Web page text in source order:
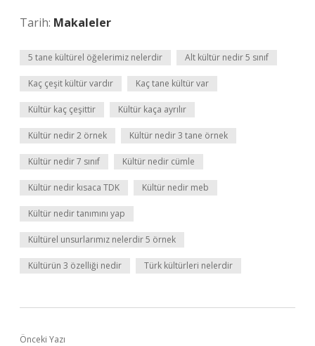
Tarih: Makaleler
5 tane kültürel öğelerimiz nelerdir Alt kültür nedir 5 sınıf
Kaç çeşit kültür vardır Kaç tane kültür var
Kültür kaç çeşittir Kültür kaça ayrılır
Kültür nedir 2 örnek Kültür nedir 3 tane örnek
Kültür nedir 7 sınıf Kültür nedir cümle
Kültür nedir kısaca TDK Kültür nedir meb
Kültür nedir tanımını yap
Kültürel unsurlarımız nelerdir 5 örnek
Kültürün 3 özelliği nedir Türk kültürleri nelerdir
Önceki Yazı